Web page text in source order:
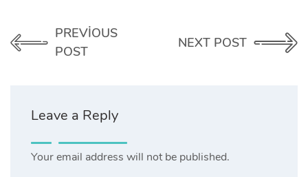
PREVIOUS
POST
NEXT POST
Leave a Reply
Your email address will not be published.